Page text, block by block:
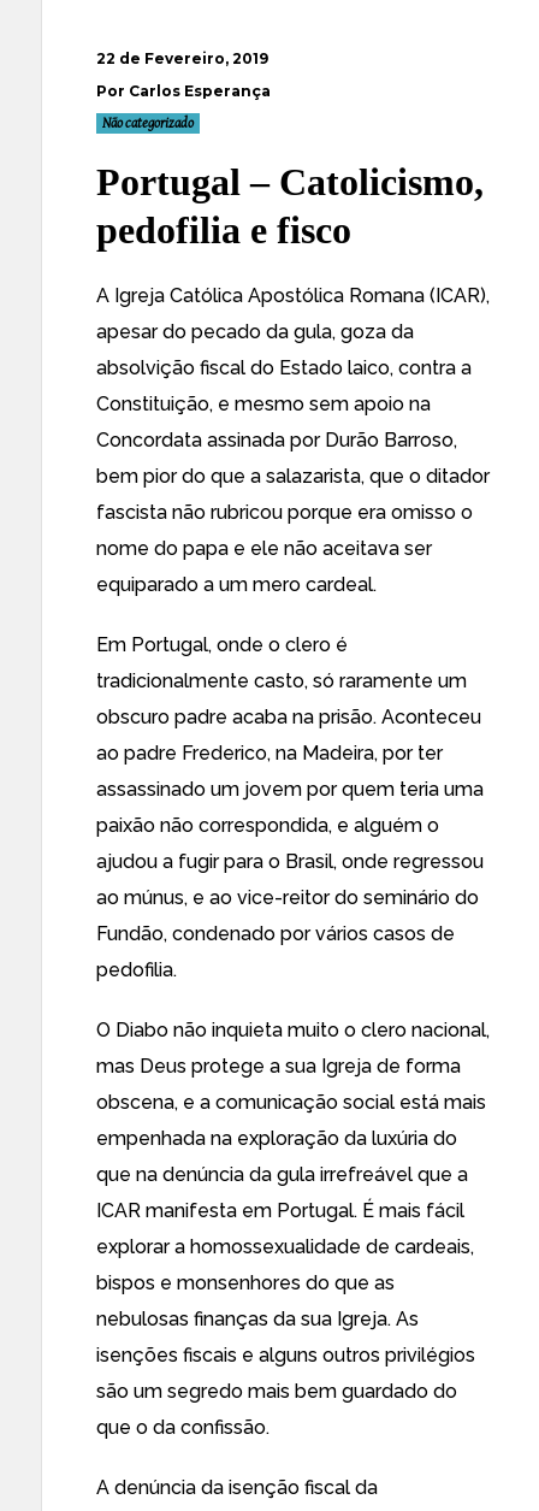
22 de Fevereiro, 2019
Por Carlos Esperança
Não categorizado
Portugal – Catolicismo,
pedofilia e fisco
A Igreja Católica Apostólica Romana (ICAR),
apesar do pecado da gula, goza da
absolvição fiscal do Estado laico, contra a
Constituição, e mesmo sem apoio na
Concordata assinada por Durão Barroso,
bem pior do que a salazarista, que o ditador
fascista não rubricou porque era omisso o
nome do papa e ele não aceitava ser
equiparado a um mero cardeal.
Em Portugal, onde o clero é
tradicionalmente casto, só raramente um
obscuro padre acaba na prisão. Aconteceu
ao padre Frederico, na Madeira, por ter
assassinado um jovem por quem teria uma
paixão não correspondida, e alguém o
ajudou a fugir para o Brasil, onde regressou
ao múnus, e ao vice-reitor do seminário do
Fundão, condenado por vários casos de
pedofilia.
O Diabo não inquieta muito o clero nacional,
mas Deus protege a sua Igreja de forma
obscena, e a comunicação social está mais
empenhada na exploração da luxúria do
que na denúncia da gula irrefreável que a
ICAR manifesta em Portugal. É mais fácil
explorar a homossexualidade de cardeais,
bispos e monsenhores do que as
nebulosas finanças da sua Igreja. As
isenções fiscais e alguns outros privilégios
são um segredo mais bem guardado do
que o da confissão.
A denúncia da isenção fiscal da